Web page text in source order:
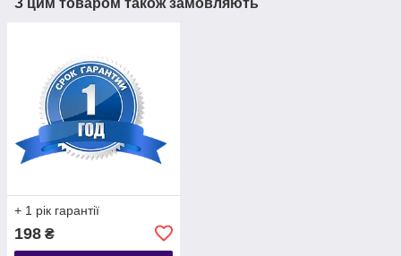
З цим товаром також замовляють
+ 1 рік гарантії
198 ₴